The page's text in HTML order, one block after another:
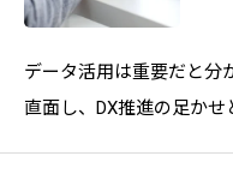
データ活用は重要だと分
直面し、DX推進の足か